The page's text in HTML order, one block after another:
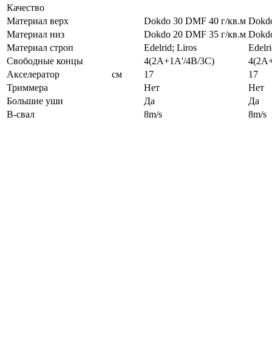
Качество
Материал верх
Dokdo 30 DMF 40 г/кв.м
Материал низ
Dokdo 20 DMF 35 г/кв.м
Материал строп
Edelrid; Liros
Свободные концы
4(2A+1A'/4B/3C)
Акселератор
см 17
17
Триммера
Нет
Нет
Большие уши
Да
Да
B-свал
8m/s 8m/s